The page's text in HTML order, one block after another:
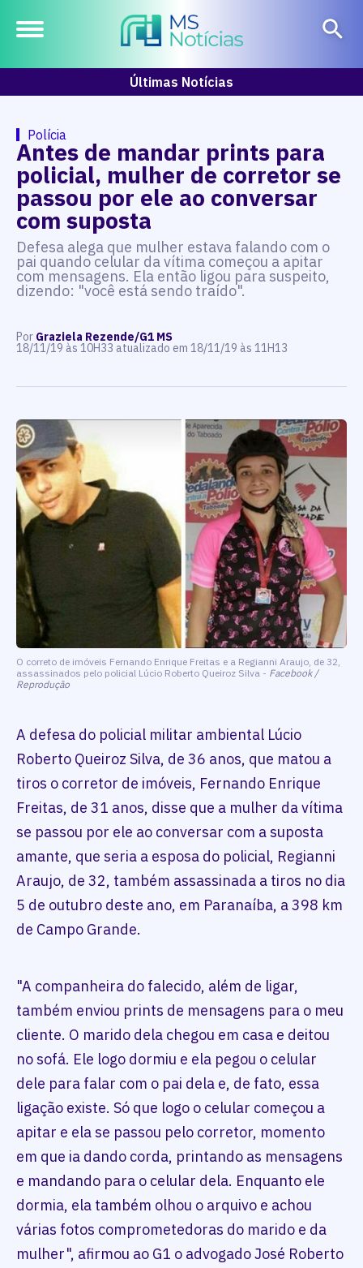
Últimas Notícias
Polícia
Antes de mandar prints para
policial, mulher de corretor se
passou por ele ao conversar
com suposta
Defesa alega que mulher estava falando com o
pai quando celular da vítima começou a apitar
com mensagens. Ela então ligou para suspeito,
dizendo: "você está sendo traído".
Por Graziela Rezende/G1 MS
18/11/19 às 10H33 atualizado em 18/11/19 às 11H13
O correto de imóveis Fernando Enrique Freitas e a Regianni Araujo, de 32,
assassinados pelo policial Lúcio Roberto Queiroz Silva - Facebook /
Reprodução
A defesa do policial militar ambiental Lúcio
Roberto Queiroz Silva, de 36 anos, que matou a
tiros o corretor de imóveis, Fernando Enrique
Freitas, de 31 anos, disse que a mulher da vítima
se passou por ele ao conversar com a suposta
amante, que seria a esposa do policial, Regianni
Araujo, de 32, também assassinada a tiros no dia
5 de outubro deste ano, em Paranaíba, a 398 km
de Campo Grande.
"A companheira do falecido, além de ligar,
também enviou prints de mensagens para o meu
cliente. O marido dela chegou em casa e deitou
no sofá. Ele logo dormiu e ela pegou o celular
dele para falar com o pai dela e, de fato, essa
ligação existe. Só que logo o celular começou a
apitar e ela se passou pelo corretor, momento
em que ia dando corda, printando as mensagens
e mandando para o celular dela. Enquanto ele
dormia, ela também olhou o arquivo e achou
várias fotos comprometedoras do marido e da
mulher", afirmou ao G1 o advogado José Roberto